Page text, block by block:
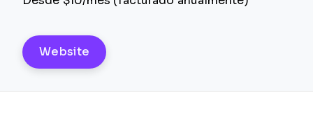
Website